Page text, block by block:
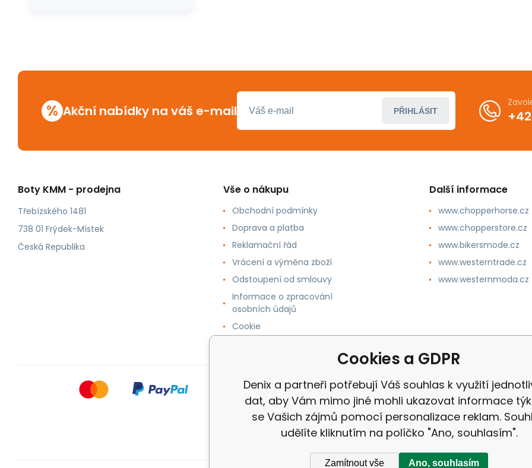
% Akční nabídky na váš e-mail PŘIHLÁSIT
Boty KMM - prodejna
Třebízského 1481
738 01 Frýdek-Místek
Česká Republika
Vše o nákupu
Obchodní podmínky
Doprava a platba
Reklamační řád
Vrácení a výměna zboží
Odstoupení od smlouvy
Informace o zpracování
osobních údajů
Cookie
Další informace
www.chopperhorse.cz
www.chopperstore.cz
www.bikersmode.cz
www.westerntrade.cz
www.westernmoda.cz
Cookies a GDPR
Denix a partneři potřebují Váš souhlas k využití
dat, aby Vám mimo jiné mohli ukazovat informace
se Vašich zájmů pomocí personalizace reklam.
udělíte kliknutím na políčko "Ano, souhlasím".
Zamítnout vše Ano, souhlasím